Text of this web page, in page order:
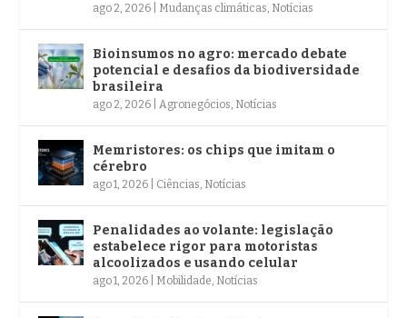
ago 2, 2026 Mudanças climáticas, Notícias
Bioinsumos no agro: mercado debate
potencial e desafios da biodiversidade
brasileira
ago 2, 2026 |Agronegócios, Notícias
Memristores: os chips que imitam o
cérebro
ago 1, 2026 Ciências, Notícias
Penalidades ao volante: legislação
estabelece rigor para motoristas
alcoolizados e usando celular
ago 1, 2026 Mobilidade, Notícias